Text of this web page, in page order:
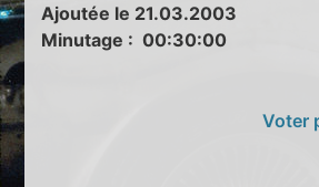
Ajoutée le 21.03.2003
Minutage : 00:30:00
Voter